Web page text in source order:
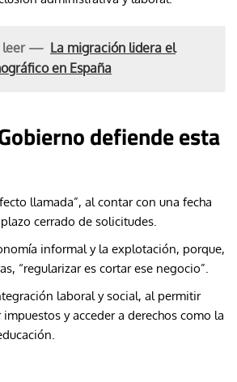
leer — La migración lidera el
en España
defiende esta
llamada”, al contar con una fecha
cerrado de solicitudes.
informal y la explotación, porque,
“regularizar es cortar ese negocio”.
laboral y social, al permitir
y acceder a derechos como la